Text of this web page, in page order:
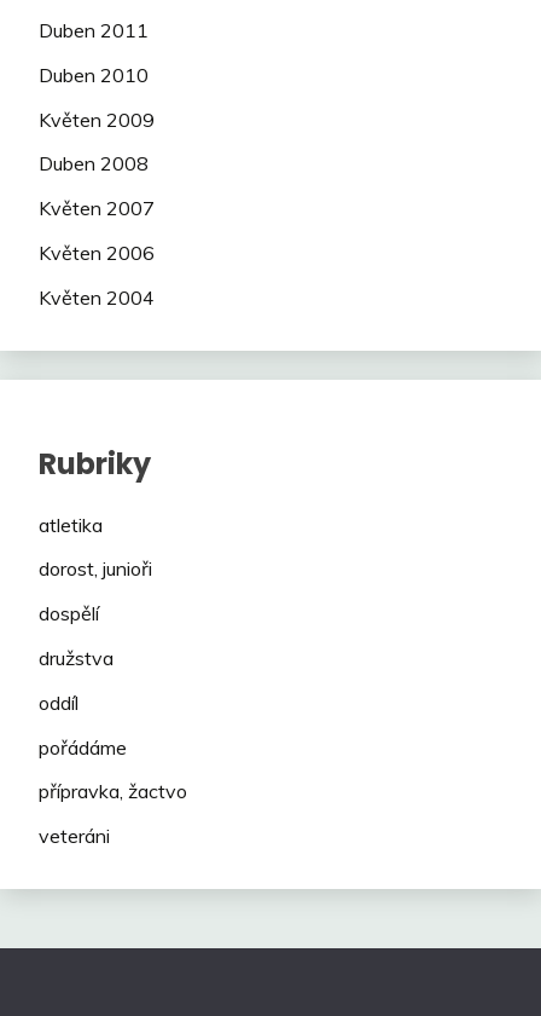
Duben 2011
Duben 2010
Květen 2009
Duben 2008
Květen 2007
Květen 2006
Květen 2004
Rubriky
atletika
dorost, junioři
dospělí
družstva
oddíl
pořádáme
přípravka, žactvo
veteráni